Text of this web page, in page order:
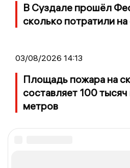
В Суздале прошёл
сколько потратили
03/08/2026 14:13
Площадь пожара на
составляет 100
метров